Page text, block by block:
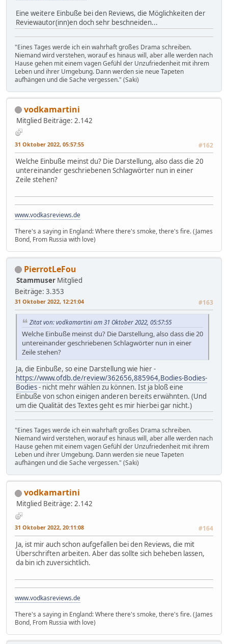
Eine weitere Einbuße bei den Reviews, die Möglichkeiten der
Reviewautor(inn)en doch sehr beschneiden...
"Eines Tages werde ich ein wahrhaft großes Drama schreiben.
Niemand wird verstehen, worauf es hinaus will, aber alle werden nach
Hause gehen mit einem vagen Gefühl der Unzufriedenheit mit ihrem
Leben und ihrer Umgebung. Dann werden sie neue Tapeten
aufhängen und die Sache vergessen." (Saki)
vodkamartini
Mitglied Beiträge: 2.142
31 Oktober 2022, 05:57:55 #162
Welche Einbuße meinst du? Die Darstellung, also dass die 20
untereinander geschriebenen Schlagwörter nun in einer
Zeile stehen?
www.vodkasreviews.de
There's a saying in England: Where there's smoke, there's fire. (James
Bond, From Russia with love)
PierrotLeFou
Stammuser Mitglied
Beiträge: 3.353
31 Oktober 2022, 12:21:04 #163
Zitat von: vodkamartini am 31 Oktober 2022, 05:57:55
Welche Einbuße meinst du? Die Darstellung, also dass die 20
untereinander geschriebenen Schlagwörter nun in einer
Zeile stehen?
Ja, die Einbuße, so eine Darstellung wie hier -
https://www.ofdb.de/review/362656,885964,Bodies-Bodies-
Bodies- nicht mehr wählen zu können. Ist ja bloß eine
Einbuße von schon einigen anderen bereits erwähnten. (Und
um die Qualität des Textes geht es mir hierbei gar nicht.)
"Eines Tages werde ich ein wahrhaft großes Drama schreiben.
Niemand wird verstehen, worauf es hinaus will, aber alle werden nach
Hause gehen mit einem vagen Gefühl der Unzufriedenheit mit ihrem
Leben und ihrer Umgebung. Dann werden sie neue Tapeten
aufhängen und die Sache vergessen." (Saki)
vodkamartini
Mitglied Beiträge: 2.142
31 Oktober 2022, 20:11:08 #164
Ja, ist mir auch schon aufgefallen bei den Reviews, die mit
Überschriften arbeiten. Aber das sollte sich beheben lassen,
da bin ich zuversichtlich.
www.vodkasreviews.de
There's a saying in England: Where there's smoke, there's fire. (James
Bond, From Russia with love)